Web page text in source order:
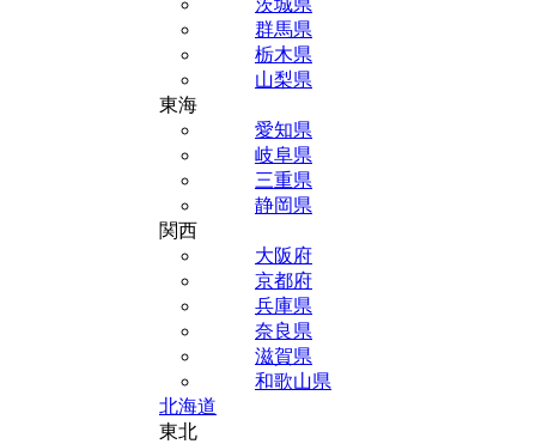
茨城県
群馬県
栃木県
山梨県
東海
愛知県
岐阜県
三重県
静岡県
関西
大阪府
京都府
兵庫県
奈良県
滋賀県
和歌山県
北海道
東北